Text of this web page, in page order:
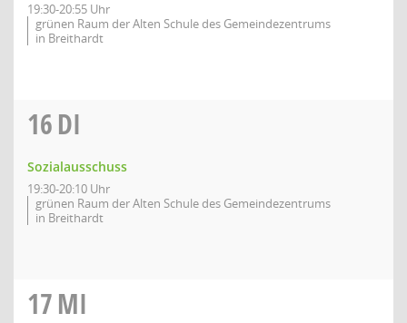
19:30-20:55 Uhr
grünen Raum der Alten Schule des Gemeindezentrums
in Breithardt
16DI
Sozialausschuss
19:30-20:10 Uhr
grünen Raum der Alten Schule des Gemeindezentrums
in Breithardt
17MI